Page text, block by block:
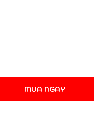
MUA NGAY